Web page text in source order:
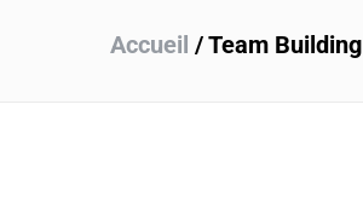
Accueil /Team Building